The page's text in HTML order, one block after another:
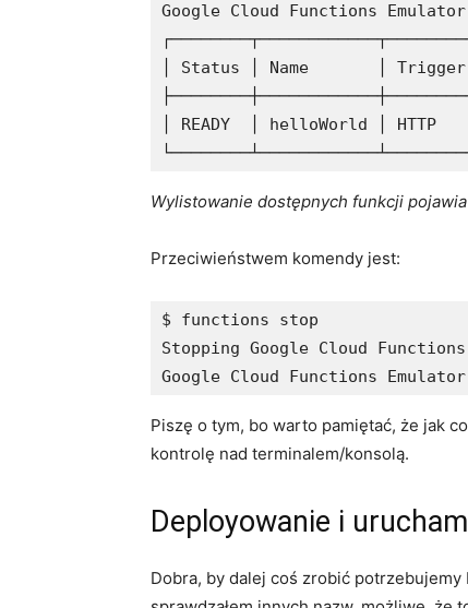
Google Cloud Functions Emulator
│ Status │ Name       │ Trigger
│ READY  │ helloWorld │ HTTP
Wylistowanie dostępnych funkcji
Przeciwieństwem komendy jest:
$ functions stop
Stopping Google Cloud
Google Cloud Functions Emulator
Piszę o tym, bo warto pamiętać, że jak
kontrolę nad terminalem/konsolą.
Deployowanie i
Dobra, by dalej coś zrobić